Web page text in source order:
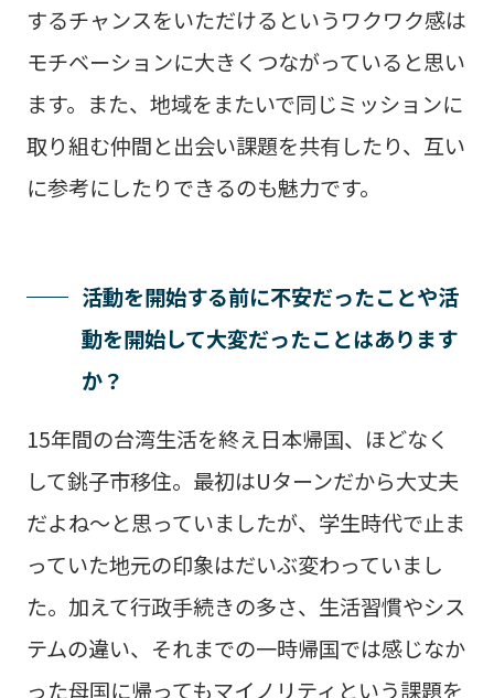
するチャンスをいただけるというワクワク感は
モチベーションに大きくつながっていると思い
ます。また、地域をまたいで同じミッションに
取り組む仲間と出会い課題を共有したり、互い
に参考にしたりできるのも魅力です。
活動を開始する前に不安だったことや活
動を開始して大変だったことはあります
か？
15年間の台湾生活を終え日本帰国、ほどなく
して銚子市移住。最初はUターンだから大丈夫
だよね～と思っていましたが、学生時代で止ま
っていた地元の印象はだいぶ変わっていまし
た。加えて行政手続きの多さ、生活習慣やシス
テムの違い、それまでの一時帰国では感じなか
った母国に帰ってもマイノリティという課題を